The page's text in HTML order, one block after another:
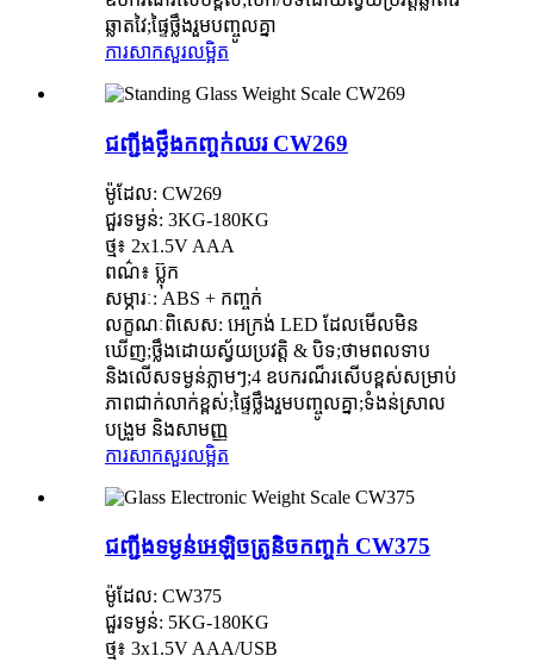
ឆ្លាតវៃ;ផ្ទៃថ្លឹងរួមបញ្ចូលគ្នា
ការសាកសួរលម្អិត
ជញ្ជីងថ្លឹងកញ្ចក់ឈរ CW269
ម៉ូដែល: CW269
ជួរទម្ងន់: 3KG-180KG
ថ្ម៖ 2x1.5V AAA
ពណ៌៖ ប៊្លុក
សម្ភារៈ: ABS + កញ្ចក់
លក្ខណៈពិសេស: អេក្រង់ LED ដែលមើលមិន
ឃើញ;ថ្លឹងដោយស្វ័យប្រវត្តិ & បិទ;ថាមពលទាប
និងលើសទម្ងន់ភ្លាមៗ;4 ឧបករណ៏រសើបខ្ពស់សម្រាប់
ភាពជាក់លាក់ខ្ពស់;ផ្ទៃថ្លឹងរួមបញ្ចូលគ្នា;ទំងន់ស្រាល
បង្រួម និងសាមញ្ញ
ការសាកសួរលម្អិត
ជញ្ជីងទម្ងន់អេឡិចត្រូនិចកញ្ចក់ CW375
ម៉ូដែល: CW375
ជួរទម្ងន់: 5KG-180KG
ថ្ម៖ 3x1.5V AAA/USB